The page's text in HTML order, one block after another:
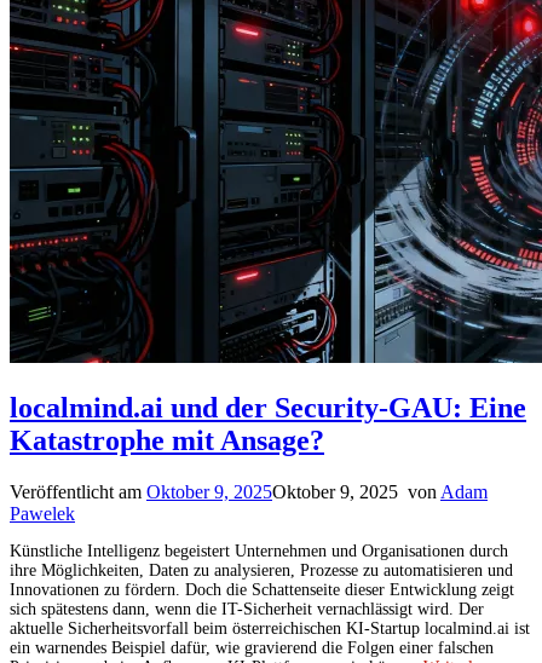
localmind.ai und der Security-GAU: Eine
Katastrophe mit Ansage?
Veröffentlicht am Oktober 9, 2025Oktober 9, 2025 von Adam
Pawelek
Künstliche Intelligenz begeistert Unternehmen und Organisationen durch
ihre Möglichkeiten, Daten zu analysieren, Prozesse zu automatisieren und
Innovationen zu fördern. Doch die Schattenseite dieser Entwicklung zeigt
sich spätestens dann, wenn die IT-Sicherheit vernachlässigt wird. Der
aktuelle Sicherheitsvorfall beim österreichischen KI-Startup localmind.ai ist
ein warnendes Beispiel dafür, wie gravierend die Folgen einer falschen